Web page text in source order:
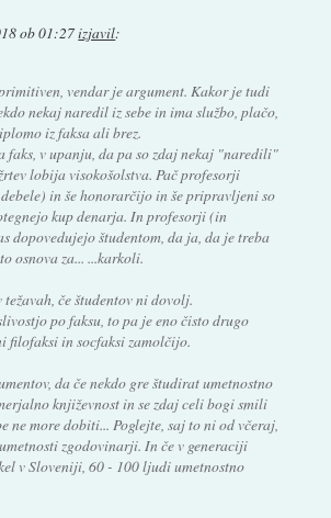
ob 01:27izjavil:
vendar je argument. Kakor je tudi
nekaj naredil iz sebe in ima službo, plačo,
iz faksa ali brez.
faks, v upanju, da pa so zdaj nekaj "naredili"
lobija visokošolstva. Pač profesorji
in še honorarčijo in še pripravljeni so
kup denarja. In profesorji (in
dopovedujejo študentom, da ja, da je treba
osnova za... ...karkoli.
če študentov ni dovolj.
po faksu, to pa je eno čisto drugo
filofaksi in socfaksi zamolčijo.
da če nekdo gre študirat umetnostno
književnost in se zdaj celi bogi smili
ne more dobiti... Poglejte, saj to ni od včeraj,
zgodovinarji. In če v generaciji
v Sloveniji, 60 - 100 ljudi umetnostno